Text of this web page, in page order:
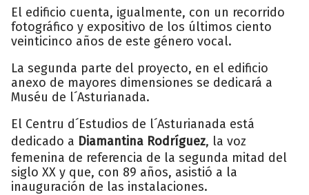
El edificio cuenta, igualmente, con un recorrido
fotográfico y expositivo de los últimos ciento
veinticinco años de este género vocal.
La segunda parte del proyecto, en el edificio
anexo de mayores dimensiones se dedicará a
Muséu de l´Asturianada.
El Centru d´Estudios de l´Asturianada está
dedicado a Diamantina Rodríguez, la voz
femenina de referencia de la segunda mitad del
siglo XX y que, con 89 años, asistió a la
inauguración de las instalaciones.